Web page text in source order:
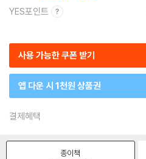
YES포인트
사용 가능한 쿠폰 받기
앱 다운 시 1천원 상품권
결제혜택
종이책